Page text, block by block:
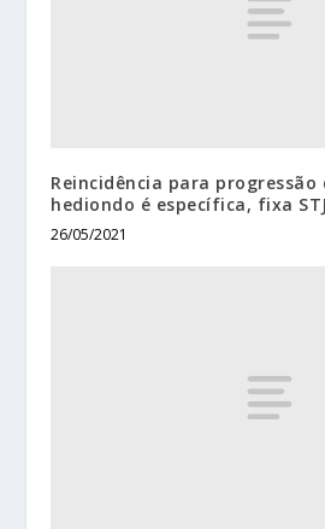
Reincidência para progressão
hediondo é específica, fixa STJ
26/05/2021